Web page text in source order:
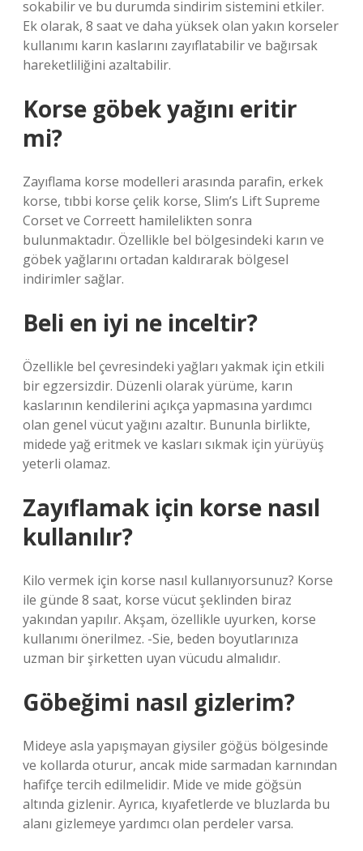
sokabilir ve bu durumda sindirim sistemini etkiler.
Ek olarak, 8 saat ve daha yüksek olan yakın korseler
kullanımı karın kaslarını zayıflatabilir ve bağırsak
hareketliliğini azaltabilir.
Korse göbek yağını eritir
mi?
Zayıflama korse modelleri arasında parafin, erkek
korse, tıbbi korse çelik korse, Slim’s Lift Supreme
Corset ve Correett hamilelikten sonra
bulunmaktadır. Özellikle bel bölgesindeki karın ve
göbek yağlarını ortadan kaldırarak bölgesel
indirimler sağlar.
Beli en iyi ne inceltir?
Özellikle bel çevresindeki yağları yakmak için etkili
bir egzersizdir. Düzenli olarak yürüme, karın
kaslarının kendilerini açıkça yapmasına yardımcı
olan genel vücut yağını azaltır. Bununla birlikte,
midede yağ eritmek ve kasları sıkmak için yürüyüş
yeterli olamaz.
Zayıflamak için korse nasıl
kullanılır?
Kilo vermek için korse nasıl kullanıyorsunuz? Korse
ile günde 8 saat, korse vücut şeklinden biraz
yakından yapılır. Akşam, özellikle uyurken, korse
kullanımı önerilmez. -Sie, beden boyutlarınıza
uzman bir şirketten uyan vücudu almalıdır.
Göbeğimi nasıl gizlerim?
Mideye asla yapışmayan giysiler göğüs bölgesinde
ve kollarda oturur, ancak mide sarmadan karnından
hafifçe tercih edilmelidir. Mide ve mide göğsün
altında gizlenir. Ayrıca, kıyafetlerde ve bluzlarda bu
alanı gizlemeye yardımcı olan perdeler varsa.